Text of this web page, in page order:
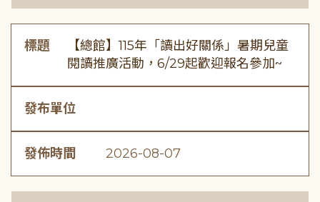
標題
【總館】115年「讀出好關係」暑期兒童
閱讀推廣活動，6/29起歡迎報名參加~
發布單位
發佈時間 2026-08-07